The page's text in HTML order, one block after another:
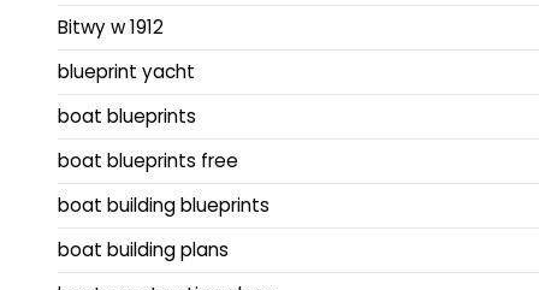
Bitwy w 1912
blueprint yacht
boat blueprints
boat blueprints free
boat building blueprints
boat building plans